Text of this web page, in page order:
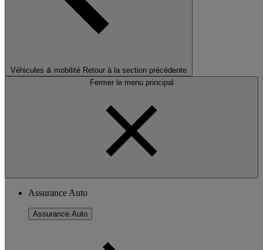
Véhicules & mobilité Retour à la section précédente
Fermer le menu principal
Assurance Auto
Assurance Auto